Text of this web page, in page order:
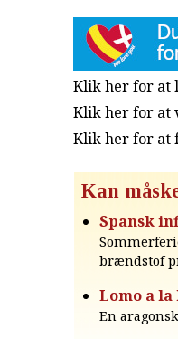
Klik her for at
Klik her for at
Klik her for at
Kan
Spansk
brændstof
Lomo a
En